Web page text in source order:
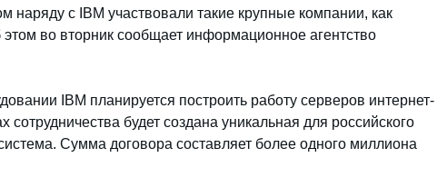
наряду с IBM участвовали такие крупные компании, как
этом во вторник сообщает информационное агентство
IBM планируется построить работу серверов интернет-
будет создана уникальная для российского
Сумма договора составляет более одного миллиона